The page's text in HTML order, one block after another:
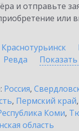
и отправьте
или
Краснотурьинск
Ревда
Россия,
, Пермский край,
Коми,
область